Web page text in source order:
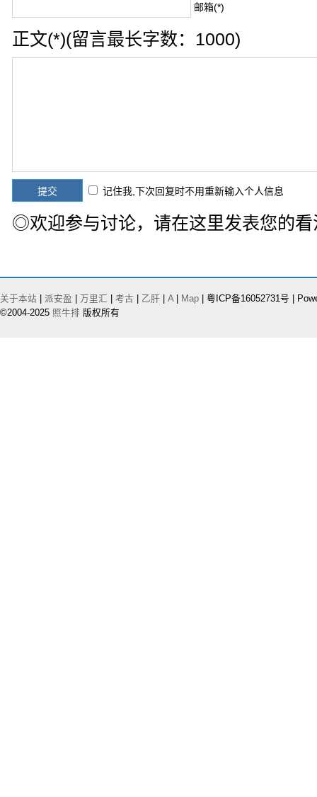
邮箱(*)
正文(*)(留言最长字数：1000)
记住我,下次回复时不用重新输入个人信息
◎欢迎参与讨论，请在这里发表您的
关于本站 派安盈 万里汇 考古 乙肝 A| Map | 粤ICP备16052731号 |
©2004-2025 照牛排 版权所有